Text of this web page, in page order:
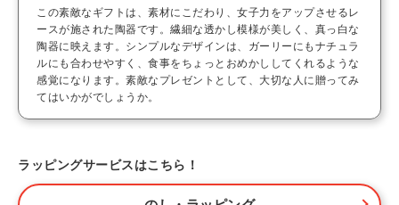
この素敵なギフトは、素材にこだわり、女子力をアップさせるレ
ースが施された陶器です。繊細な透かし模様が美しく、真っ白な
陶器に映えます。シンプルなデザインは、ガーリーにもナチュラ
ルにも合わせやすく、食事をちょっとおめかししてくれるような
感覚になります。素敵なプレゼントとして、大切な人に贈ってみ
てはいかがでしょうか。
ラッピングサービスはこちら！